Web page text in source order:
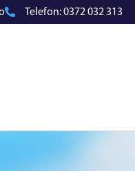
Telefon:0372 032 313